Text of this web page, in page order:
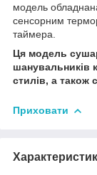
модель
сенсорним
таймера.
Ця модель
шанувальників
стилів, а також
Приховати